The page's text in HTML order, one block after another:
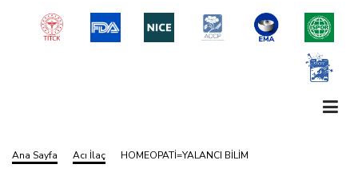
Ana Sayfa Acı İlaç HOMEOPATİ=YALANCI BİLİM